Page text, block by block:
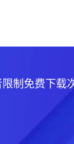
制免费下载